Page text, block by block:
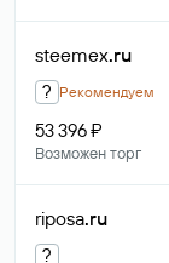
steemex.ru
? Рекомендуем
53 396 ₽
Возможен торг
riposa.ru
?